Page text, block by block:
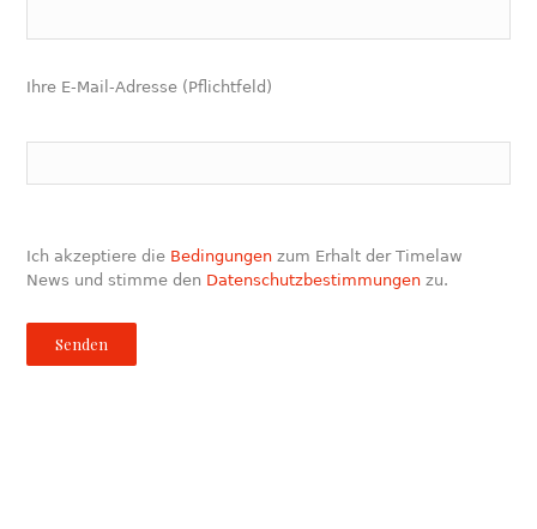
Ihre E-Mail-Adresse (Pflichtfeld)
Ich akzeptiere die Bedingungen zum Erhalt der Timelaw
News und stimme den Datenschutzbestimmungen zu.